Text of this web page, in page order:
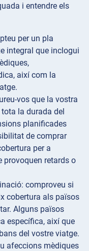
i entendre els
per un pla
integral que inclogui
així com la
vos que la vostra
la durada del
planificades
de comprar
per a
provoquen retards o
comproveu si
cobertura als països
Alguns països
específica, així que
del vostre viatge.
afeccions mèdiques